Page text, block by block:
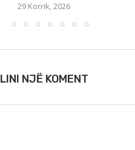
29 Korrik, 2026
LINI NJË KOMENT